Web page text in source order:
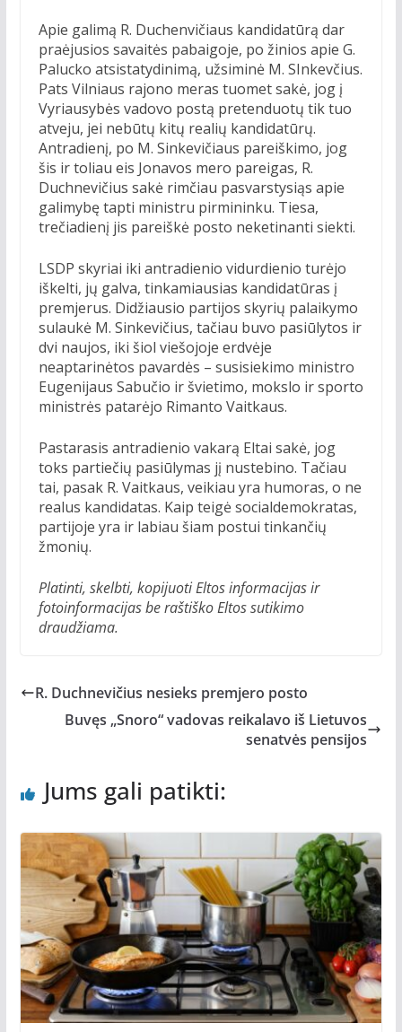
Apie galimą R. Duchenvičiaus kandidatūrą dar
praėjusios savaitės pabaigoje, po žinios apie G.
Palucko atsistatydinimą, užsiminė M. SInkevčius.
Pats Vilniaus rajono meras tuomet sakė, jog į
Vyriausybės vadovo postą pretenduotų tik tuo
atveju, jei nebūtų kitų realių kandidatūrų.
Antradienį, po M. Sinkevičiaus pareiškimo, jog
šis ir toliau eis Jonavos mero pareigas, R.
Duchnevičius sakė rimčiau pasvarstysiąs apie
galimybę tapti ministru pirmininku. Tiesa,
trečiadienį jis pareiškė posto neketinanti siekti.
LSDP skyriai iki antradienio vidurdienio turėjo
iškelti, jų galva, tinkamiausias kandidatūras į
premjerus. Didžiausio partijos skyrių palaikymo
sulaukė M. Sinkevičius, tačiau buvo pasiūlytos ir
dvi naujos, iki šiol viešojoje erdvėje
neaptarinėtos pavardės – susisiekimo ministro
Eugenijaus Sabučio ir švietimo, mokslo ir sporto
ministrės patarėjo Rimanto Vaitkaus.
Pastarasis antradienio vakarą Eltai sakė, jog
toks partiečių pasiūlymas jį nustebino. Tačiau
tai, pasak R. Vaitkaus, veikiau yra humoras, o ne
realus kandidatas. Kaip teigė socialdemokratas,
partijoje yra ir labiau šiam postui tinkančių
žmonių.
Platinti, skelbti, kopijuoti Eltos informacijas ir
fotoinformacijas be raštiško Eltos sutikimo
draudžiama.
R. Duchnevičius nesieks premjero posto
Buvęs „Snoro“ vadovas reikalavo iš Lietuvos
senatvės pensijos
Jums gali patikti: